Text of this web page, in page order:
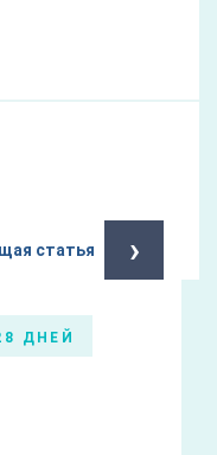
статья ›
ДНЕЙ